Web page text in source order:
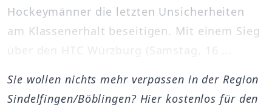
Hockeymänner die letzten Unsicherheiten
am Klassenerhalt beseitigen. Mit einem Sieg
über den HTC Würzburg (Samstag, 16 ...
Sie wollen nichts mehr verpassen in der Region
Sindelfingen/Böblingen? Hier kostenlos für den